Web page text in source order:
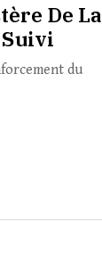
De La
du